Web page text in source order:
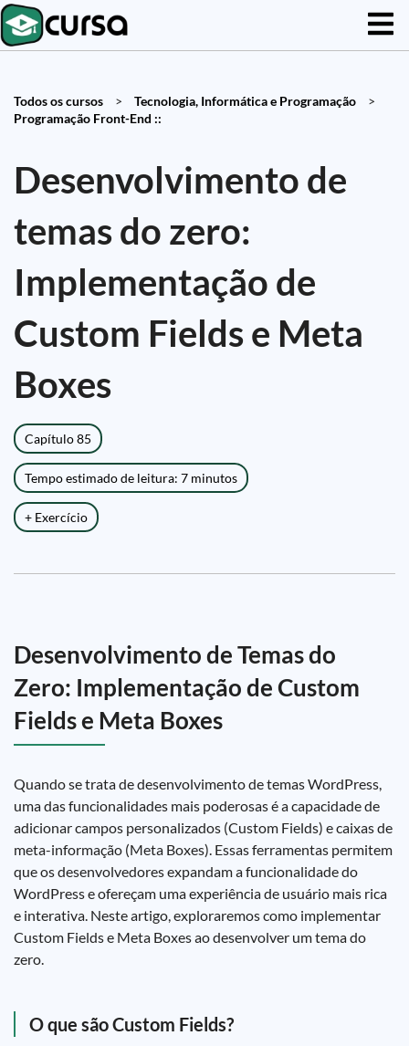
Todos os cursos > Tecnologia, Informática e Programação
>
Programação Front-End ::
Desenvolvimento de
temas do zero:
Implementação de
Custom Fields e Meta
Boxes
Capítulo 85
Tempo estimado de leitura: 7 minutos
+ Exercício
Desenvolvimento de Temas do
Zero: Implementação de Custom
Fields e Meta Boxes
Quando se trata de desenvolvimento de temas WordPress,
uma das funcionalidades mais poderosas é a capacidade de
adicionar campos personalizados (Custom Fields) e caixas de
meta-informação (Meta Boxes). Essas ferramentas permitem
que os desenvolvedores expandam a funcionalidade do
WordPress e ofereçam uma experiência de usuário mais rica
e interativa. Neste artigo, exploraremos como implementar
Custom Fields e Meta Boxes ao desenvolver um tema do
zero.
O que são Custom Fields?